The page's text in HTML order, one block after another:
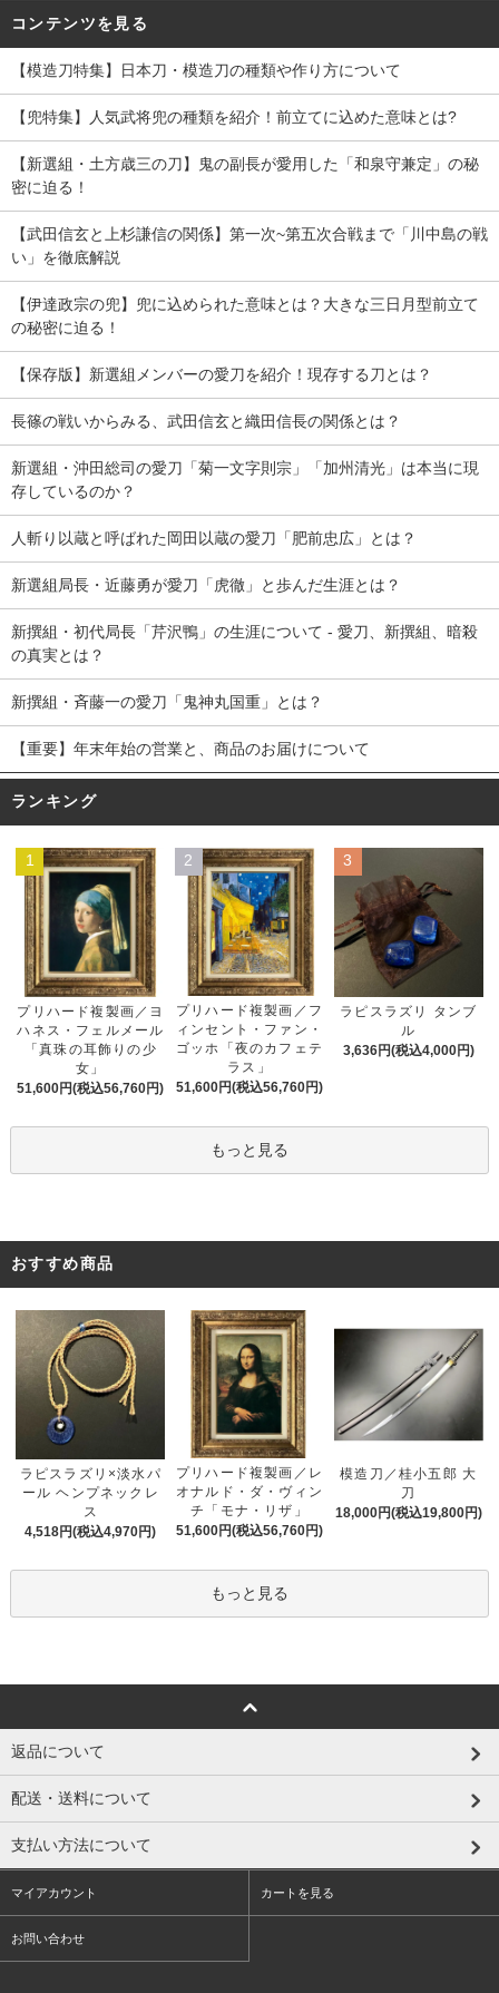
コンテンツを見る
【模造刀特集】日本刀・模造刀の種類や作り方について
【兜特集】人気武将兜の種類を紹介！前立てに込めた意味とは?
【新選組・土方歳三の刀】鬼の副長が愛用した「和泉守兼定」の秘
密に迫る！
【武田信玄と上杉謙信の関係】第一次~第五次合戦まで「川中島の戦
い」を徹底解説
【伊達政宗の兜】兜に込められた意味とは？大きな三日月型前立て
の秘密に迫る！
【保存版】新選組メンバーの愛刀を紹介！現存する刀とは？
長篠の戦いからみる、武田信玄と織田信長の関係とは？
新選組・沖田総司の愛刀「菊一文字則宗」「加州清光」は本当に現
存しているのか？
人斬り以蔵と呼ばれた岡田以蔵の愛刀「肥前忠広」とは？
新選組局長・近藤勇が愛刀「虎徹」と歩んだ生涯とは？
新撰組・初代局長「芹沢鴨」の生涯について - 愛刀、新撰組、暗殺
の真実とは？
新撰組・斉藤一の愛刀「鬼神丸国重」とは？
【重要】年末年始の営業と、商品のお届けについて
ランキング
1
プリハード複製画／ヨ
ハネス・フェルメール
「真珠の耳飾りの少
女」
51,600円(税込56,760円)
2
プリハード複製画／フ
ィンセント・ファン・
ゴッホ「夜のカフェテ
ラス」
51,600円(税込56,760円)
3
ラピスラズリ タンブ
ル
3,636円(税込4,000円)
もっと見る
おすすめ商品
ラピスラズリ×淡水パ
ール ヘンプネックレ
ス
4,518円(税込4,970円)
プリハード複製画／レ
オナルド・ダ・ヴィン
チ「モナ・リザ」
51,600円(税込56,760円)
模造刀／桂小五郎 大
刀
18,000円(税込19,800円)
もっと見る
返品について
配送・送料について
支払い方法について
マイアカウント カートを見る
お問い合わせ